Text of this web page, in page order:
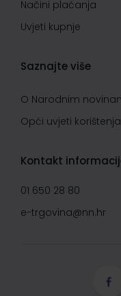
Načini plaćanja
Uvjeti kupnje
Saznajte više
O Narodnim
Opći uvjeti korištenja
Kontakt
01 650 28 80
e-trgovina@nn.hr